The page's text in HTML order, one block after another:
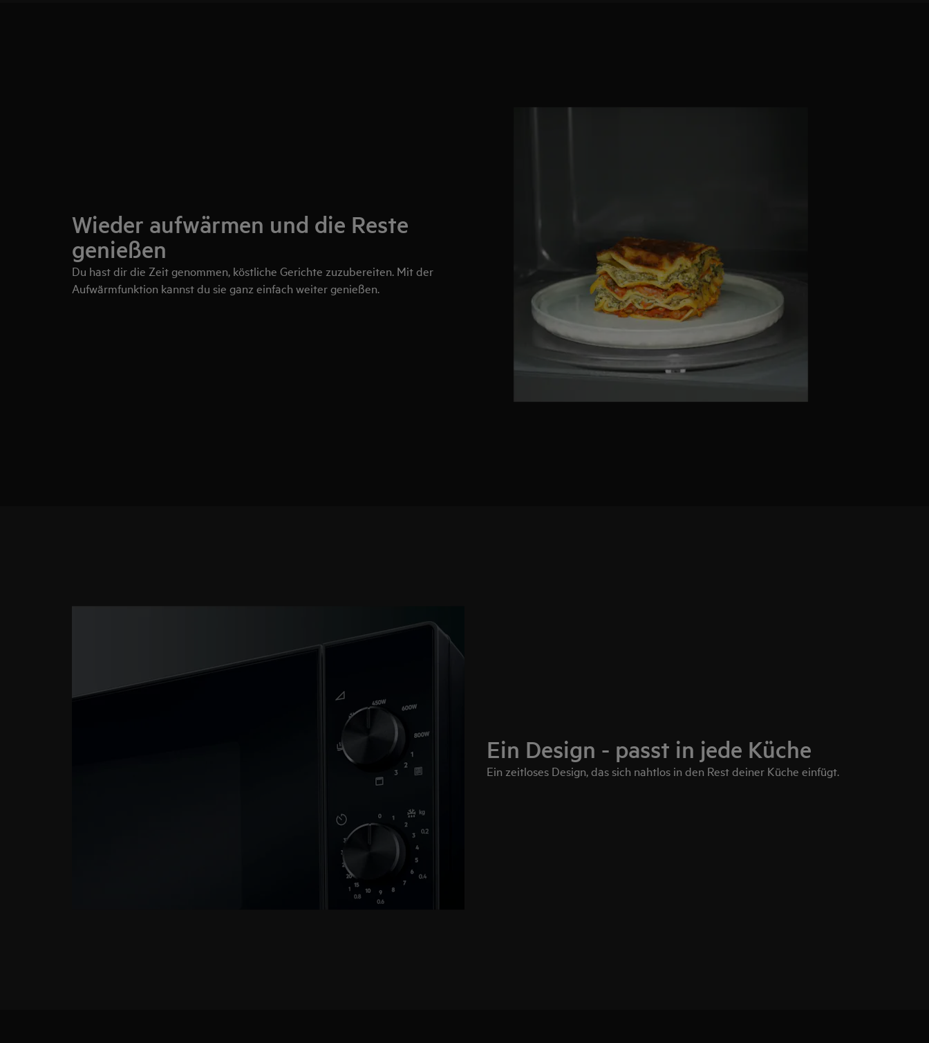
Wieder aufwärmen und die Reste
genießen
Du hast dir die Zeit genommen, köstliche Gerichte zuzubereiten. Mit der
Aufwärmfunktion kannst du sie ganz einfach weiter genießen.
Ein Design - passt in jede Küche
Ein zeitloses Design, das sich nahtlos in den Rest deiner Küche einfügt.